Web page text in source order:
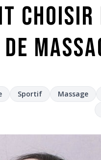
de
Sportif Massage